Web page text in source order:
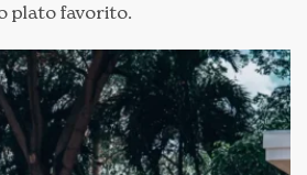
plato favorito.